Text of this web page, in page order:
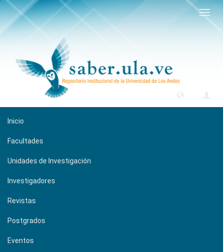
Inicio
Facultades
Unidades de Investigación
Investigadores
Revistas
Postgrados
Eventos